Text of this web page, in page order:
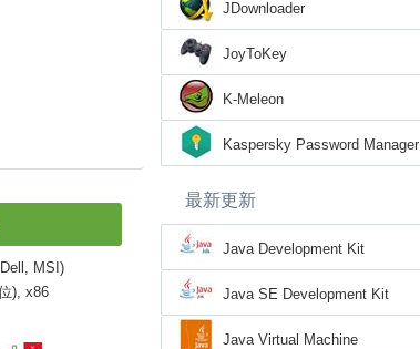
MSI)
), x86
JDownloader
JoyToKey
K-Meleon
Kaspersky Password Manager
最新更新
Java Development Kit
Java SE Development Kit
Java Virtual Machine